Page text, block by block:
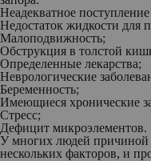
Неадекватное
Недостаток жидкости для
Малоподвижность;
Обструкция в толстой
Определенные лекарства;
Неврологические
Беременность;
Имеющиеся хронические
Стресс;
Дефицит микроэлементов.
У многих людей причиной
нескольких факторов, и